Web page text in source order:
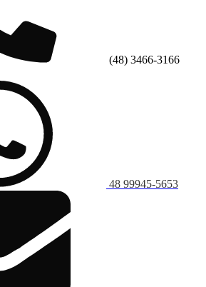
(48) 3466-3166
48 99945-5653